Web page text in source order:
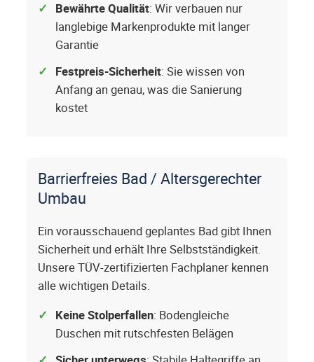
Bewährte Qualität: Wir verbauen nur
langlebige Markenprodukte mit langer
Garantie
Festpreis-Sicherheit: Sie wissen von
Anfang an genau, was die Sanierung
kostet
Barrierfreies Bad / Altersgerechter
Umbau
Ein vorausschauend geplantes Bad gibt Ihnen
Sicherheit und erhält Ihre Selbstständigkeit.
Unsere TÜV-zertifizierten Fachplaner kennen
alle wichtigen Details.
Keine Stolperfallen: Bodengleiche
Duschen mit rutschfesten Belägen